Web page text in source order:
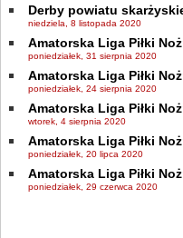
Derby powiatu
niedziela, 8 listopada 2020
Amatorska Liga Piłki
poniedziałek, 31 sierpnia 2020
Amatorska Liga Piłki
poniedziałek, 24 sierpnia 2020
Amatorska Liga Piłki
wtorek, 4 sierpnia 2020
Amatorska Liga Piłki
poniedziałek, 20 lipca 2020
Amatorska Liga Piłki
poniedziałek, 29 czerwca 2020